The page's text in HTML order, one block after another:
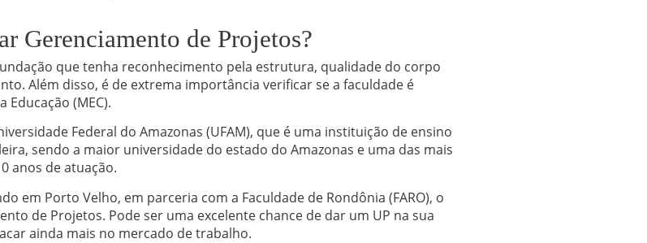
Gerenciamento de Projetos?
que tenha reconhecimento pela estrutura, qualidade do corpo
Além disso, é de extrema importância verificar se a faculdade é
(MEC).
Federal do Amazonas (UFAM), que é uma instituição de ensino
sendo a maior universidade do estado do Amazonas e uma das mais
anos de atuação.
em Porto Velho, em parceria com a Faculdade de Rondônia (FARO), o
de Projetos. Pode ser uma excelente chance de dar um UP na sua
ainda mais no mercado de trabalho.